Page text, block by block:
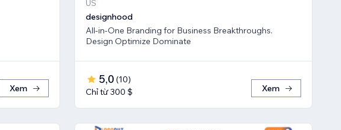
Xem
US
designhood
All-in-One Branding for Business Breakthroughs.
Design Optimize Dominate
5,0 (10)
Chỉ từ 300 $
Xem